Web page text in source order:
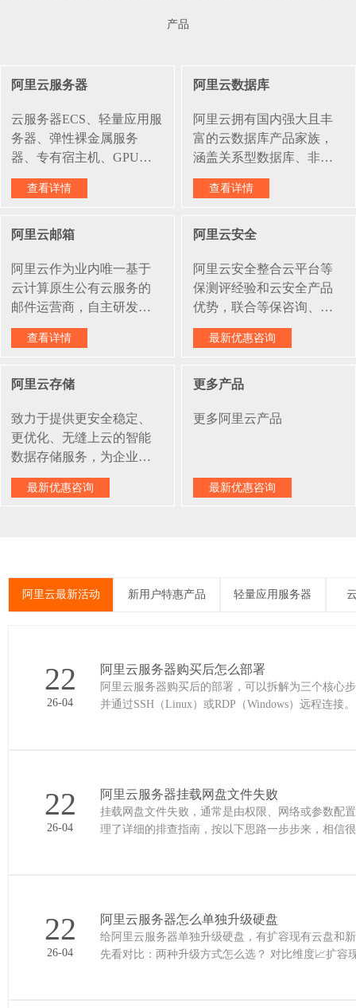
产品
阿里云服务器
云服务器ECS、轻量应用服
务器、弹性裸金属服务
器、专有宿主机、GPU云
服务器、无影云电脑。阿
里云提供的弹性可伸缩的
本，提升运维效率，使您
经十一年深厚技术积淀，
阿里云弹性计算技术先
进、性能优异、 稳如磐
石，致力于提供永不停机
的计算服务。
查看详情
阿里云数据库
阿里云拥有国内强大且丰
富的云数据库产品家族，
涵盖关系型数据库、非关
系型数据库、数据仓库、
数据库生态工具四大版
和集成、实时处理、分析
全链路生命周期的服务。
查看详情
阿里云邮箱
阿里云作为业内唯一基于
云计算原生公有云服务的
邮件运营商，自主研发阿
里云邮箱。阿里云邮箱拥
有与支付宝同等级的安全
量，多终端支持，钉+邮随
业邮箱本地部署，符合全
栈国产化要求，同时售后
7*24小时VIP服务支持，保
障数据迁移无缝对接。
查看详情
阿里云安全
阿里云安全整合云平台等
保测评经验和云安全产品
优势，联合等保咨询、等
保测评机构等合作资源，
提供一站式等保测评服
案、建设整改及测评阶
评。驱动企业高速、便
最新优惠咨询
阿里云存储
致力于提供更安全稳定、
更优化、无缝上云的智能
数据存储服务，为企业上
云、实现数字化转型奠定
数据基础。阿里云对象存
70% 的费用。
最新优惠咨询
更多产品
更多阿里云产品
最新优惠咨询
阿里云最新活动 新用户特惠产品 轻量应用服务器
22
26-04
阿里云服务器购买后怎么部署
阿里云服务器购买后的部署，可以拆解为三个核心步骤，思路很清晰： 连接服务器：
22
26-04
阿里云服务器挂载网盘文件失败
挂载网盘文件失败，通常是由权限、网络或参数配
理了详细的排查指南，按以下思路一步步来，相信很快就能找到出口。 🚀第一步：快
22
26-04
阿里云服务器怎么单独升级硬盘
给阿里云服务器单独升级硬盘，有扩容现有云盘和
先看对比：两种升级方式怎么选？ 对比维度📈扩容